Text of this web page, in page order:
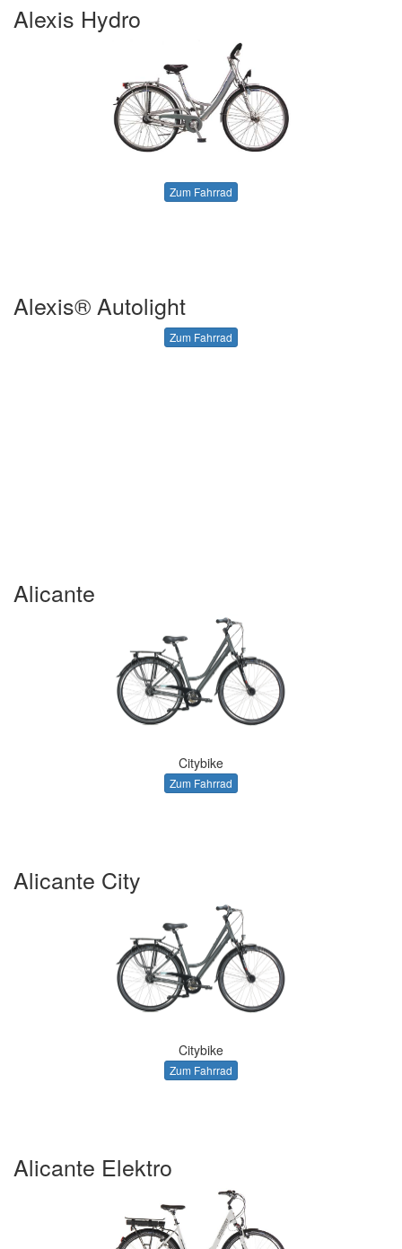
Alexis Hydro
Zum Fahrrad
Alexis® Autolight
Zum Fahrrad
Alicante
Citybike
Zum Fahrrad
Alicante City
Citybike
Zum Fahrrad
Alicante Elektro